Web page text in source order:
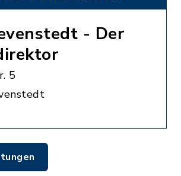
- Der
5